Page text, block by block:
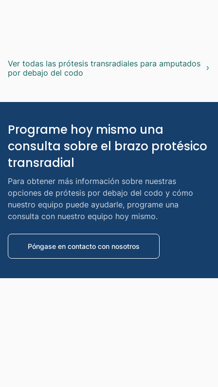
Ver todas las prótesis transradiales para amputados
por debajo del codo
Programe hoy mismo una
consulta sobre el brazo protésico
transradial
Para obtener más información sobre nuestras
opciones de prótesis por debajo del codo y cómo
nuestro equipo puede ayudarle, programe una
consulta con nuestro equipo hoy mismo.
Póngase en contacto con nosotros